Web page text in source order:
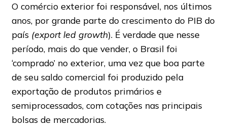
O comércio exterior foi responsável, nos últimos
anos, por grande parte do crescimento do PIB do
país (export led growth). É verdade que nesse
período, mais do que vender, o Brasil foi
‘comprado’ no exterior, uma vez que boa parte
de seu saldo comercial foi produzido pela
exportação de produtos primários e
semiprocessados, com cotações nas principais
bolsas de mercadorias.